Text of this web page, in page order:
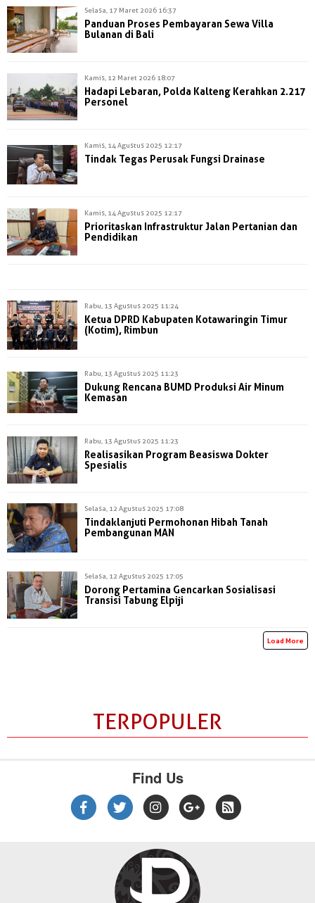
Selasa, 17 Maret 2026 16:37
Panduan Proses Pembayaran Sewa Villa
Bulanan di Bali
Kamis, 12 Maret 2026 18:07
Hadapi Lebaran, Polda Kalteng Kerahkan 2.217
Personel
Kamis, 14 Agustus 2025 12:17
Tindak Tegas Perusak Fungsi Drainase
Kamis, 14 Agustus 2025 12:17
Prioritaskan Infrastruktur Jalan Pertanian dan
Pendidikan
Rabu, 13 Agustus 2025 11:24
Ketua DPRD Kabupaten Kotawaringin Timur
(Kotim), Rimbun
Rabu, 13 Agustus 2025 11:23
Dukung Rencana BUMD Produksi Air Minum
Kemasan
Rabu, 13 Agustus 2025 11:23
Realisasikan Program Beasiswa Dokter
Spesialis
Selasa, 12 Agustus 2025 17:08
Tindaklanjuti Permohonan Hibah Tanah
Pembangunan MAN
Selasa, 12 Agustus 2025 17:05
Dorong Pertamina Gencarkan Sosialisasi
Transisi Tabung Elpiji
Load More
TERPOPULER
Find Us